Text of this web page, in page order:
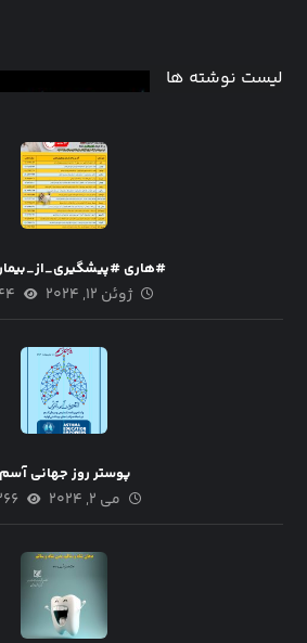
لیست نوشته ها
#هاری
ژوئن ۱۲, ۲۰۲۴
پوستر روز جهانی آسم
می ۲, ۲۰۲۴